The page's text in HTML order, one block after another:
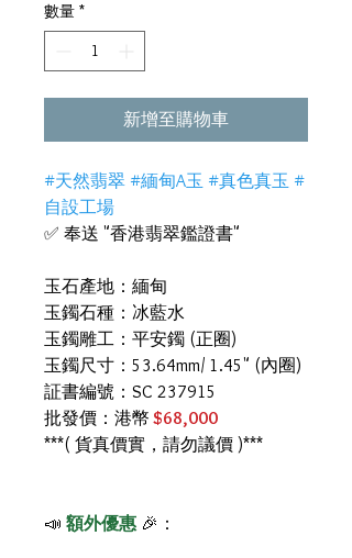
數量 *
新增至購物車
#天然翡翠 #緬甸A玉 #真色真玉 #
自設工場
✅ 奉送 "香港翡翠鑑證書"
玉石產地：緬甸
玉鐲石種：冰藍水
玉鐲雕工：平安鐲 (正圈)
玉鐲尺寸：53.64mm/ 1.45" (內圈)
証書編號：SC 237915
批發價：港幣 $68,000
***( 貨真價實，請勿議價 )***
📣 額外優惠 🎉：